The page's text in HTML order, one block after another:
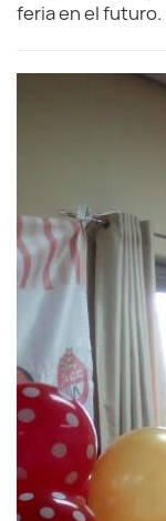
feria en el futuro.